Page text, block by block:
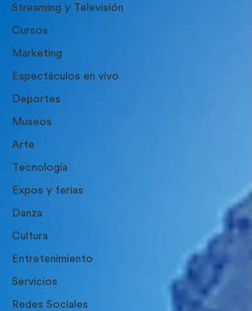
Streaming y Televisión
Cursos
Marketing
Espectáculos en vivo
Deportes
Museos
Arte
Tecnología
Expos y ferias
Danza
Cultura
Entretenimiento
Servicios
Redes Sociales